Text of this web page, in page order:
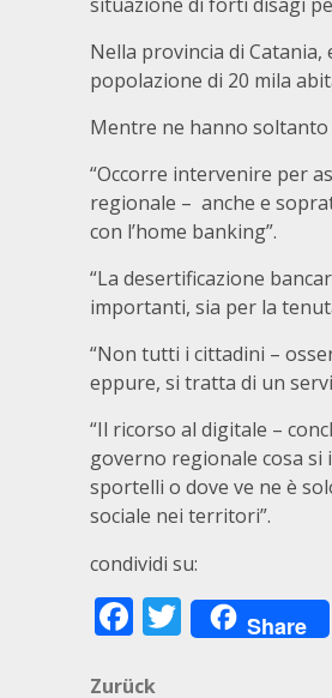
Nella provincia di Catania,
popolazione di 20 mila
Mentre ne hanno soltanto
“Occorre intervenire per
regionale – anche e
con l’home banking”.
“La desertificazione
importanti, sia per la
“Non tutti i cittadini –
eppure, si tratta di un
“Il ricorso al digitale –
governo regionale cosa
sportelli o dove ve ne è
sociale nei territori”.
condividi su:
Facebook
Twitter
Share
Zurück